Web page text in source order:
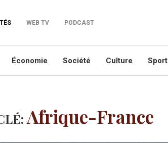
WEB TV PODCAST
Économie Société Culture Sport
Afrique-France